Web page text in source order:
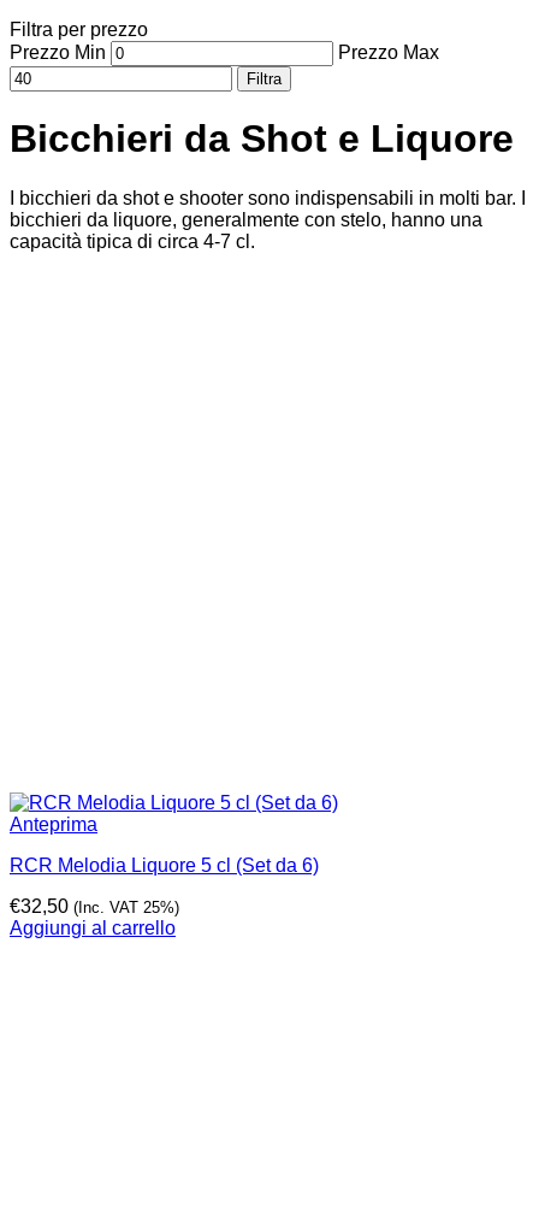
Filtra per prezzo
Prezzo Min
Prezzo Max
Filtra
Bicchieri da Shot e Liquore
I bicchieri da shot e shooter sono indispensabili in molti bar. I
bicchieri da liquore, generalmente con stelo, hanno una
capacità tipica di circa 4-7 cl.
Anteprima
RCR Melodia Liquore 5 cl (Set da 6)
€32,50 (Inc. VAT 25%)
Aggiungi al carrello